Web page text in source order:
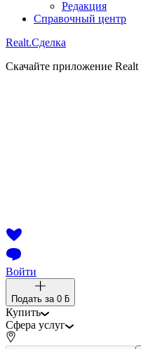
Редакция
Справочный центр
Realt.Сделка
Скачайте приложение Realt
Войти
Подать за 0 ƃ
Купить
Сфера услуг